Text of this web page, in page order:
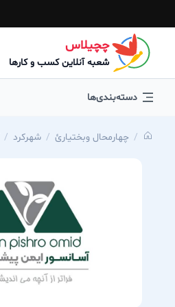
چچیلاس
شعبه آنلاین کسب و کارها
دسته‌بندی‌ها
چهارمحال وبختیارئ شهركرد